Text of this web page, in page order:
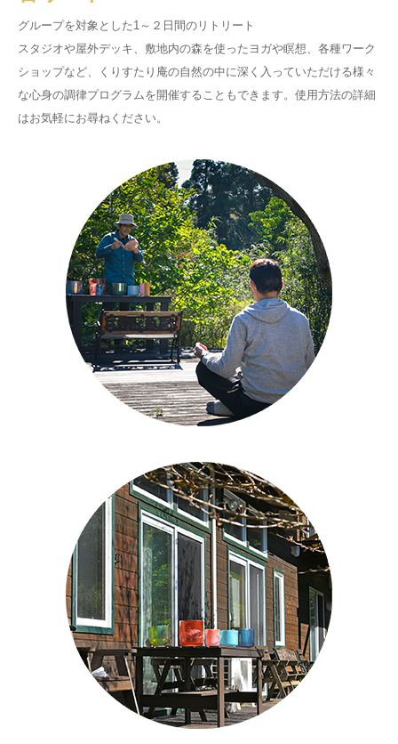
グループを対象とした1～２日間のリトリート
スタジオや屋外デッキ、敷地内の森を使ったヨガや瞑想、各種ワーク
ショップなど、くりすたり庵の自然の中に深く入っていただける様々
な心身の調律プログラムを開催することもできます。使用方法の詳細
はお気軽にお尋ねください。